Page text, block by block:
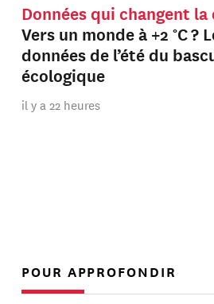
Données qui changent la
Vers un monde à +2 °C ?
données de l’été du
écologique
il y a 22 heures
POUR APPROFONDIR